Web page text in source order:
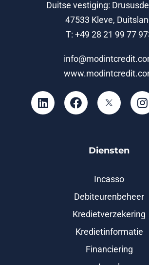
Duitse vestiging:
47533 Kleve,
T: +49 28 21 99 77
Diensten
Incasso
Debiteurenbeheer
Kredietverzekering
Kredietinformatie
Financiering